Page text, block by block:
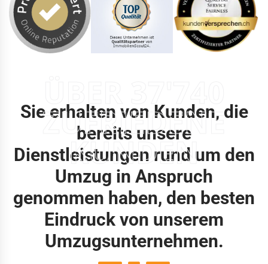
ZUFRIEDENE
KUNDEN
Sie erhalten von Kunden, die
bereits unsere
Dienstleistungen rund um den
Umzug in Anspruch
genommen haben, den besten
Eindruck von unserem
Umzugsunternehmen.